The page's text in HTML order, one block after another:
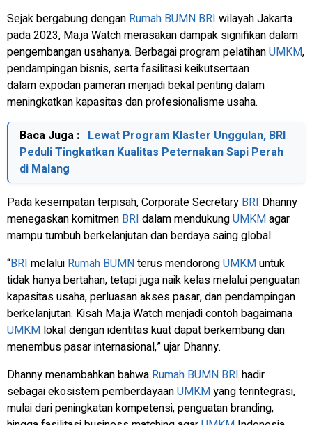
Sejak bergabung dengan Rumah BUMN BRI wilayah Jakarta
pada 2023, Ma.ja Watch merasakan dampak signifikan dalam
pengembangan usahanya. Berbagai program pelatihanUMKM,
pendampingan bisnis, serta fasilitasi keikutsertaan
dalam expodan pameran menjadi bekal penting dalam
meningkatkan kapasitas dan profesionalisme usaha.
Baca Juga : Lewat Program Klaster Unggulan, BRI
Peduli Tingkatkan Kualitas Peternakan Sapi Perah
di Malang
Pada kesempatan terpisah, Corporate Secretary BRI Dhanny
menegaskan komitmen BRI dalam mendukungUMKMagar
mampu tumbuh berkelanjutan dan berdaya saing global.
“BRI melalui Rumah BUMNterus mendorongUMKMuntuk
tidak hanya bertahan, tetapi juga naik kelas melalui penguatan
kapasitas usaha, perluasan akses pasar, dan pendampingan
berkelanjutan. Kisah Ma.ja Watch menjadi contoh bagaimana
UMKM lokal dengan identitas kuat dapat berkembang dan
menembus pasar internasional,” ujar Dhanny.
Dhanny menambahkan bahwa Rumah BUMN BRI hadir
sebagai ekosistem pemberdayaanUMKMyang terintegrasi,
mulai dari peningkatan kompetensi, penguatan branding,